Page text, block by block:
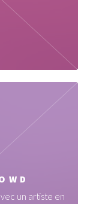
un artiste en